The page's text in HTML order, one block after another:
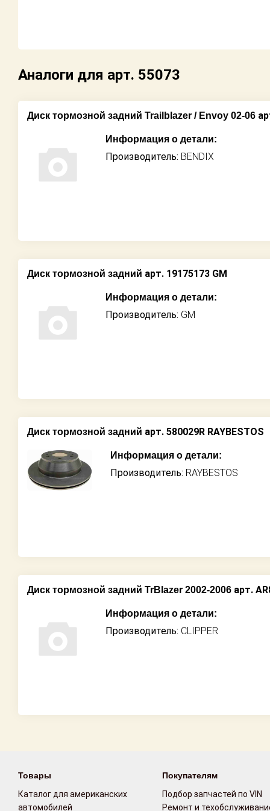
Партнерство и
сотрудничество
Акции
Аналоги для арт. 55073
Диск тормозной задний Trailblazer / Envoy 02-06
Информация о детали:
Производитель: BENDIX
Диск тормозной задний арт. 19175173 GM
Информация о детали:
Производитель: GM
Диск тормозной задний арт. 580029R RAYBESTOS
Информация о детали:
Производитель: RAYBESTOS
Диск тормозной задний TrBlazer 2002-2006 арт.
Информация о детали:
Производитель: CLIPPER
Товары
Каталог для американских
автомобилей
Покупателям
Подбор запчастей по VIN
Ремонт и